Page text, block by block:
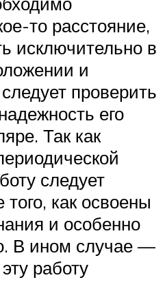
то расстояние,
исключительно в
и
проверить
его
Так как
следует
как освоены
и особенно
В ином случае —
работу